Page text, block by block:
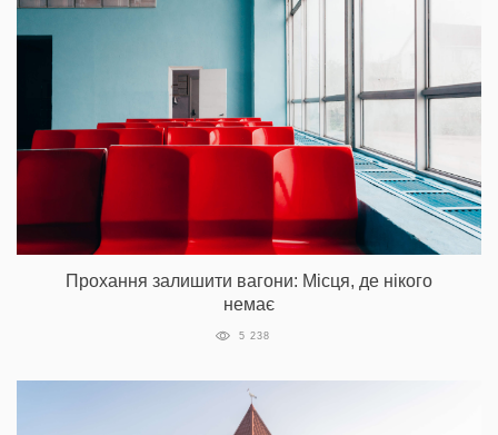
Прохання залишити вагони: Місця, де нікого
немає
5 238